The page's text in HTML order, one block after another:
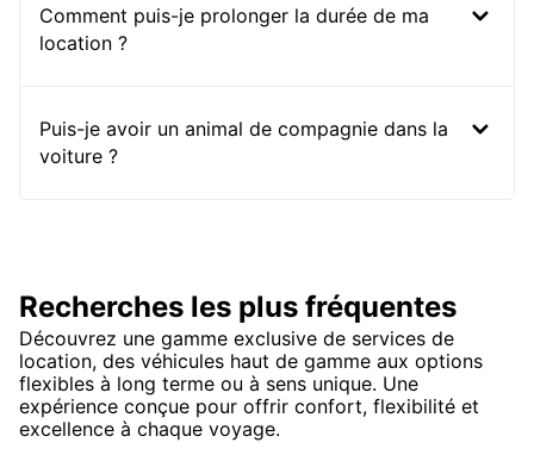
Comment puis-je prolonger la durée de ma
location ?
Puis-je avoir un animal de compagnie dans la
voiture ?
Recherches les plus fréquentes
Découvrez une gamme exclusive de services de
location, des véhicules haut de gamme aux options
flexibles à long terme ou à sens unique. Une
expérience conçue pour offrir confort, flexibilité et
excellence à chaque voyage.